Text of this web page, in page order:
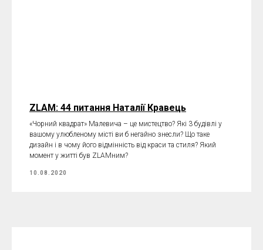
ZLAM: 44 питання Наталії Кравець
«Чорний квадрат» Малевича – це мистецтво? Які 3 будівлі у
вашому улюбленому місті ви б негайно знесли? Що таке
дизайн і в чому його відмінність від краси та стиля? Який
момент у житті був ZLAMним?
10.08.2020